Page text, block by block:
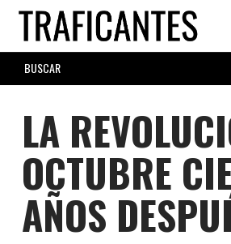
Skip
main
content
SEARCH
FORM
LA
OCTUBRE
AÑOS